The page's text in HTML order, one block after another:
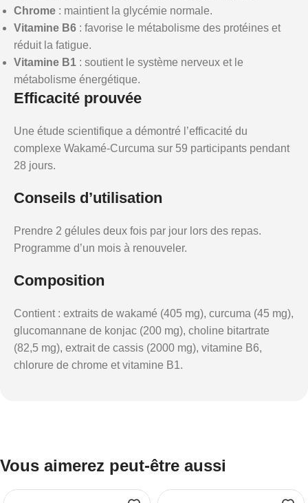
Chrome : maintient la glycémie normale.
Vitamine B6 : favorise le métabolisme des protéines et
réduit la fatigue.
Vitamine B1 : soutient le système nerveux et le
métabolisme énergétique.
Efficacité prouvée
Une étude scientifique a démontré l’efficacité du
complexe Wakamé-Curcuma sur 59 participants pendant
28 jours.
Conseils d’utilisation
Prendre 2 gélules deux fois par jour lors des repas.
Programme d’un mois à renouveler.
Composition
Contient : extraits de wakamé (405 mg), curcuma (45 mg),
glucomannane de konjac (200 mg), choline bitartrate
(82,5 mg), extrait de cassis (2000 mg), vitamine B6,
chlorure de chrome et vitamine B1.
Vous aimerez peut-être aussi